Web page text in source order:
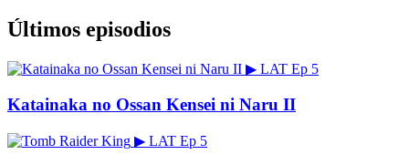
Últimos episodios
▶ LAT Ep 5
Katainaka no Ossan Kensei ni Naru II
▶ LAT Ep 5